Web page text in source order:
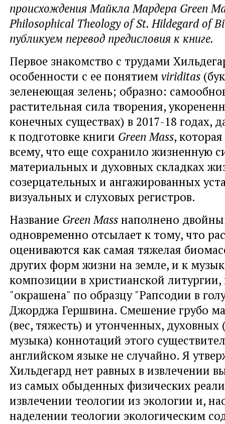
происхождения Майкла Мардера Green
Philosophical Theology of St. Hildegard of
публикуем перевод предисловия к книге.
Первое знакомство с трудами
особенности с ее понятием viriditas
зеленеющая зелень; образно:
растительная сила творения,
конечных существах) в 2017-18 годах,
к подготовке книги GreenMass,
всему, что еще сохранило жизненную
материальных и духовных складках
созерцательных и ангажированных
визуальных и слуховых регистров.
Название GreenMass наполнено
одновременно отсылает к тому, что
оцениваются как самая тяжелая
других форм жизни на земле, и к
композиции в христианской литургии,
"окрашена" по образцу "Рапсодии в
Джорджа Гершвина. Смешение грубо
(вес, тяжесть) и утонченных, духовных
музыка) коннотаций этого
английском языке не случайно. Я
Хильдегард нет равных в извлечении
из самых обыденных физических
извлечении теологии из экологии и,
наделении теологии экологическим